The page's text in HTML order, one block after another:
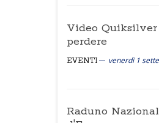
Video
perdere
EVENTI venerdì 1
Raduno